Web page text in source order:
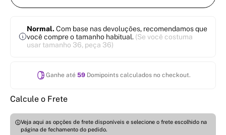
Normal. Com base nas devoluções, recomendamos que
você compre o tamanho habitual. (Se você costuma
usar tamanho 36, peça 36)
Ganhe até 59Domipoints calculados no checkout.
Calcule o Frete
Veja aqui as opções de frete disponíveis e selecione o frete escolhido na
página de fechamento do pedido.